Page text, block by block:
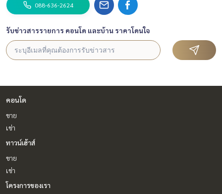
088-636-2624
รับข่าวสารรายการ คอนโด และบ้าน ราคาโดนใจ
คอนโด
ขาย
เช่า
ทาวน์เฮ้าส์
ขาย
เช่า
โครงการของเรา